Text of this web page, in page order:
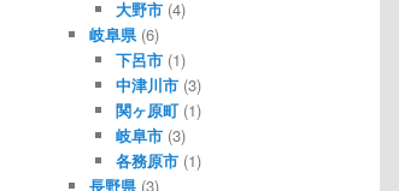
大野市 (4)
岐阜県(6)
下呂市 (1)
中津川市 (3)
関ヶ原町 (1)
岐阜市 (3)
各務原市 (1)
長野県(3)